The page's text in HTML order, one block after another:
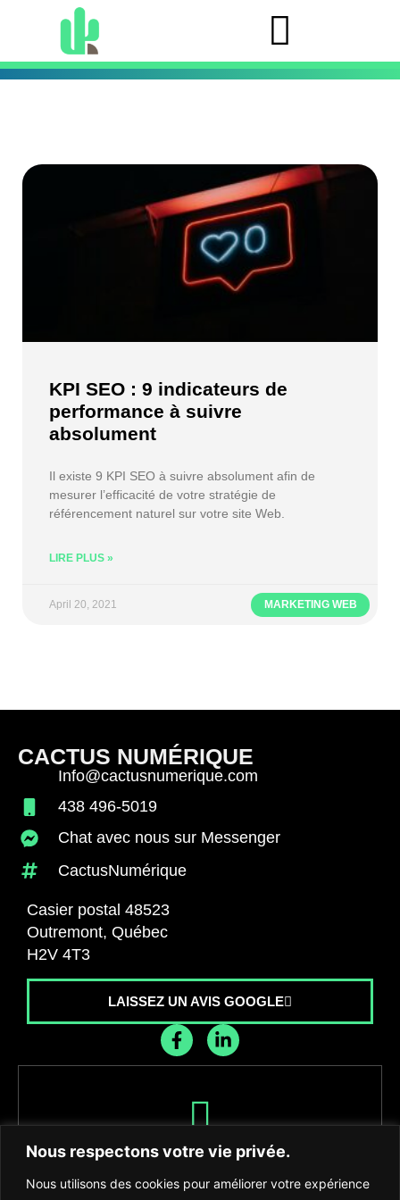
Nous respectons votre vie privée.
Nous utilisons des cookies pour améliorer votre expérience
MARKETING WEB
KPI SEO : 9 indicateurs de
performance à suivre
absolument
Il existe 9 KPI SEO à suivre absolument afin de
mesurer l’efficacité de votre stratégie de
référencement naturel sur votre site Web.
LIRE PLUS »
April 20, 2021
CACTUS NUMÉRIQUE
Info@cactusnumerique.com
438 496-5019
Chat avec nous sur Messenger
CactusNumérique
Casier postal 48523
Outremont, Québec
H2V 4T3
LAISSEZ UN AVIS GOOGLE
Recevez les dernières nouvelles de